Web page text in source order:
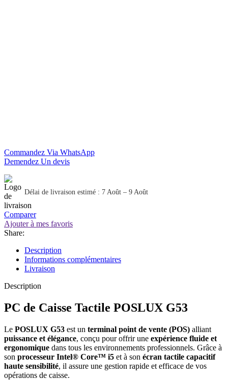
Commandez Via WhatsApp
Demendez Un devis
Délai de livraison estimé : 7 Août – 9 Août
Comparer
Ajouter à mes favoris
Share:
Description
Informations complémentaires
Livraison
Description
PC de Caisse Tactile POSLUX G53
Le POSLUX G53 est un terminal point de vente (POS) alliant
puissance et élégance, conçu pour offrir une expérience fluide et
ergonomique dans tous les environnements professionnels. Grâce à
son processeur Intel® Core™ i5 et à son écran tactile capacitif
haute sensibilité, il assure une gestion rapide et efficace de vos
opérations de caisse.